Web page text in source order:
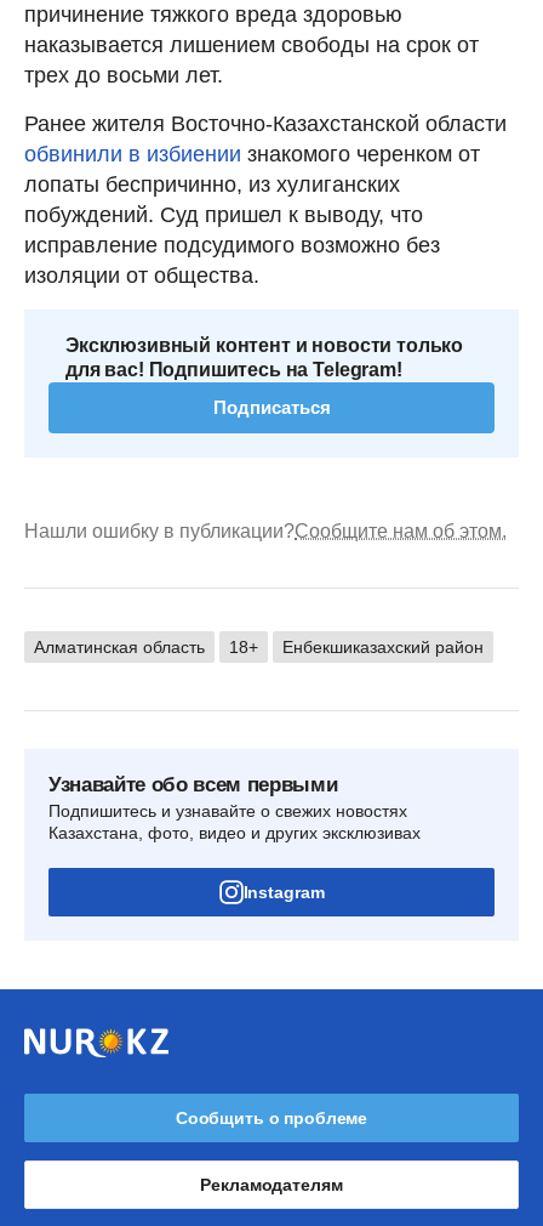
причинение тяжкого вреда здоровью
наказывается лишением свободы на срок от
трех до восьми лет.
Ранее жителя Восточно-Казахстанской области
обвинили в избиении знакомого черенком от
лопаты беспричинно, из хулиганских
побуждений. Суд пришел к выводу, что
исправление подсудимого возможно без
изоляции от общества.
Эксклюзивный контент и новости только
для вас! Подпишитесь на Telegram!
Подписаться
Нашли ошибку в публикации?Сообщите нам об этом.
Алматинская область 18+ Енбекшиказахский район
Узнавайте обо всем первыми
Подпишитесь и узнавайте о свежих новостях
Казахстана, фото, видео и других эксклюзивах
Instagram
Сообщить о проблеме
Рекламодателям